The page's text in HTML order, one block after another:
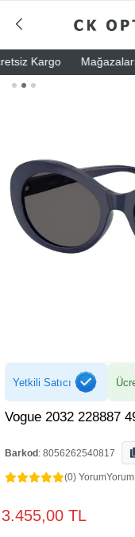
Kargo
Yetkili Satıcı
Vogue 2032 228887
Barkod : 8056262540817
(0) Yorum
3.455,00 TL